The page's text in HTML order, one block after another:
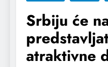
Srbiju će
atraktivne